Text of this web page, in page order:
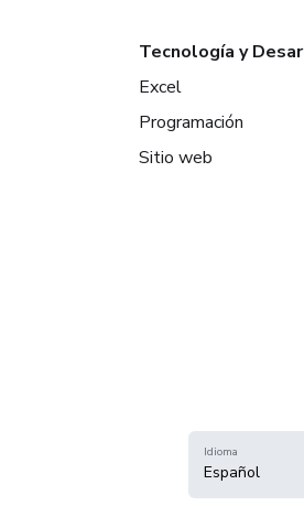
Tecnología y
Excel
Programación
Sitio web
Idioma
Español